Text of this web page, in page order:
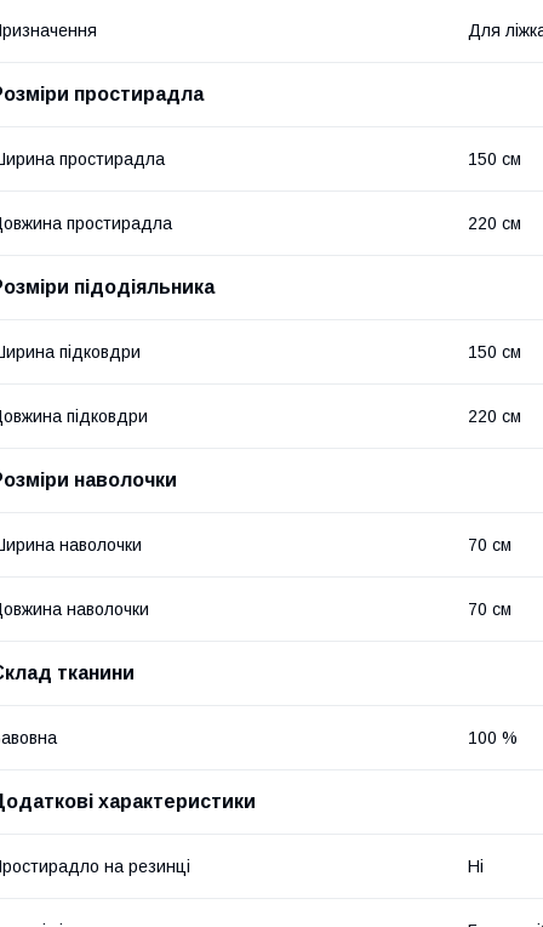
Для
простирадла
простирадла 150 см
простирадла 220 см
підодіяльника
підковдри 150 см
підковдри 220 см
наволочки
наволочки 70 см
наволочки 70 см
тканини
100 %
характеристики
на резинці Ні